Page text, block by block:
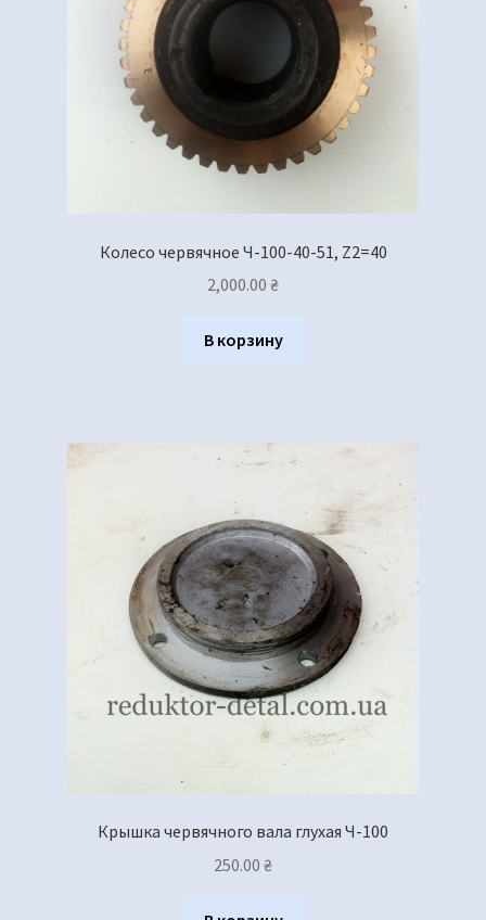
Колесо червячное Ч-100-40-51, Z2=40
2,000.00 ₴
В корзину
Крышка червячного вала глухая Ч-100
250.00 ₴